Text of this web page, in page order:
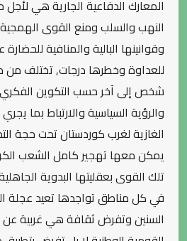
المعارك الدفاعية الجارية هي
النهب والسلب ومنع القوى
وقوانينها البالية والمنافية
للعداوة وخطرها درجات, تختلف
شخص إلى آخر حسب التكوين
والرؤية السياسية والارتباط بما
الغازية لغرب كوردستان تحت حجة
يمكن معها تهجير كامل الشعب
تلك القوى بعقليتها البدوية
في كل مناطق تواجدها تعيد عجلة
السنين وتفرض ثقافة هي غربية عن